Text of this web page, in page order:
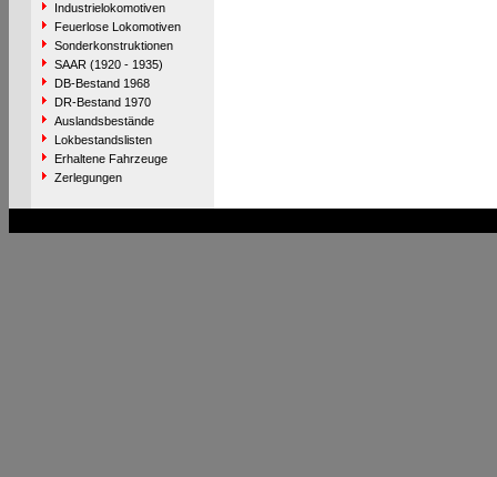
Industrielokomotiven
Feuerlose Lokomotiven
Sonderkonstruktionen
SAAR (1920 - 1935)
DB-Bestand 1968
DR-Bestand 1970
Auslandsbestände
Lokbestandslisten
Erhaltene Fahrzeuge
Zerlegungen